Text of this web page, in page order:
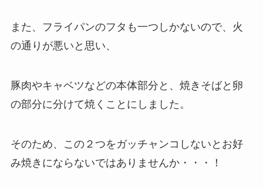
また、フライパンのフタも一つしかないので、火
の通りが悪いと思い、
豚肉やキャベツなどの本体部分と、焼きそばと卵
の部分に分けて焼くことにしました。
そのため、この２つをガッチャンコしないとお好
み焼きにならないではありませんか・・・！